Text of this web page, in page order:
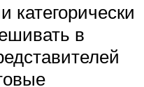
категорически
в